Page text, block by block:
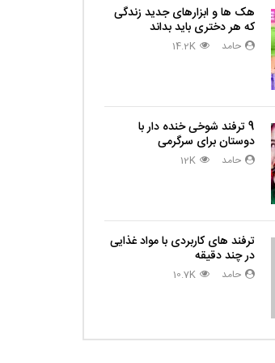
هک ها و ابزارهای جدید زندگی
که هر دختری باید بداند
حامد 14.2K
9 ترفند شوخی خنده دار با
دوستان برای سرگرمی
حامد 12K
ترفند های کاربردی با مواد غذایی
در چند دقیقه
حامد 10.7K